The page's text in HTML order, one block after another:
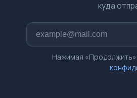
куда
Нажимая